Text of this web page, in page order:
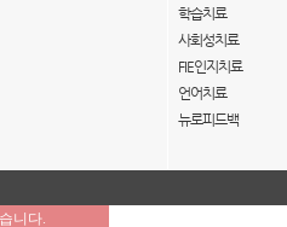
학습치료
사회성치료
FIE인지치료
언어치료
뉴로피드백
니다.